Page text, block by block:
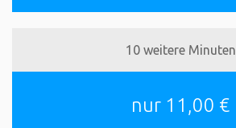
10 weitere Minuten
nur 11,00 €